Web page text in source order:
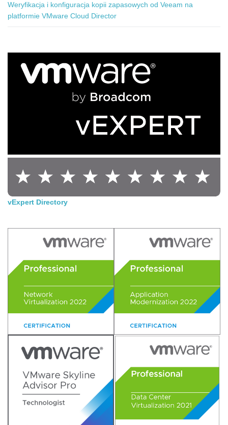
Weryfikacja i konfiguracja kopii zapasowych od Veeam na
platformie VMware Cloud Director
vExpert Directory